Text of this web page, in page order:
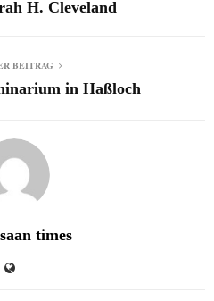
H. Cleveland
BEITRAG
in Haßloch
times